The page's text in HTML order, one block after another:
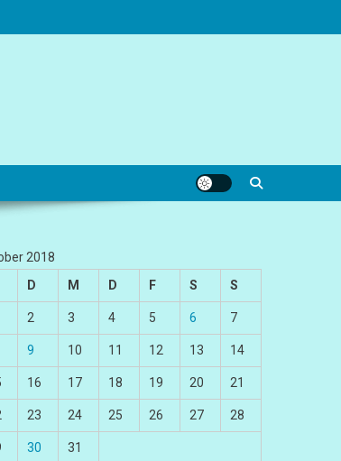
2018
D M D F S S
2 3 4 5 6 7
9 10 11 12 13 14
16 17 18 19 20 21
23 24 25 26 27 28
30 31